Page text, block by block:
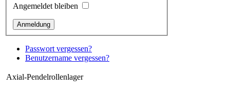
Angemeldet bleiben
Passwort vergessen?
Benutzername vergessen?
Axial-Pendelrollenlager